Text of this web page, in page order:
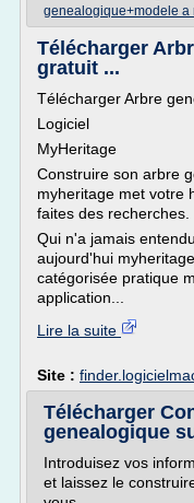
genealogique+modele a
Télécharger
gratuit ...
Télécharger Arbre
Logiciel
MyHeritage
Construire son arbre
myheritage met votre
faites des recherches.
Qui n'a jamais
aujourd'hui
catégorisée pratique
application...
Lire la suite
Site :
Télécharger
genealogique
Introduisez vos
et laissez le